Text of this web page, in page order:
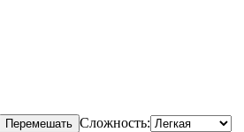
Перемешать Сложность: